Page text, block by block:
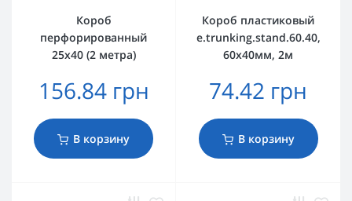
Короб
перфорированный
25х40 (2 метра)
156.84 грн
В корзину
Короб пластиковый
e.trunking.stand.60.40,
60х40мм, 2м
74.42 грн
В корзину